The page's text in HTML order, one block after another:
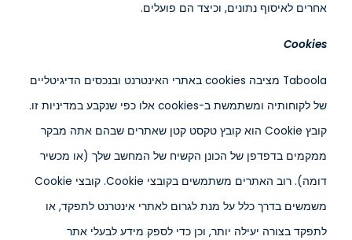
אחרים לאיסוף נתונים, וכיצד הם פועלים.
Cookies
Taboola מציבה cookies באתרי האינטרנט ובנכסים הדיגיטליים
של לקוחותיה ומשתמשת ב-cookies אלו כפי שנקבע במדיניות זו.
קובץ Cookie הוא קובץ טקסט קטן שאתרים שבהם אתה מבקר
ממקמים בדפדפן של הכונן הקשיח של המחשב שלך (או מכשיר
דומה). רוב האתרים משתמשים בקובצי Cookie. קובצי Cookie
משמשים בדרך כלל על מנת לגרום לאתרי אינטרנט לתפקד, או
לתפקד בצורה יעילה יותר, וכן כדי לספק מידע לבעלי אתר